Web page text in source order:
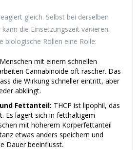
gleich. Selbst bei derselben
die Einsetzungszeit variieren.
biologische Rollen eine Rolle:
Menschen mit einem schnellen
Cannabinoide oft rascher. Das
die Wirkung schneller eintritt, aber
abklingt.
Fettanteil: THCP ist lipophil, das
Es lagert sich in fetthaltigem
mit höherem Körperfettanteil
etwas anders speichern und
Dauer beeinflusst.